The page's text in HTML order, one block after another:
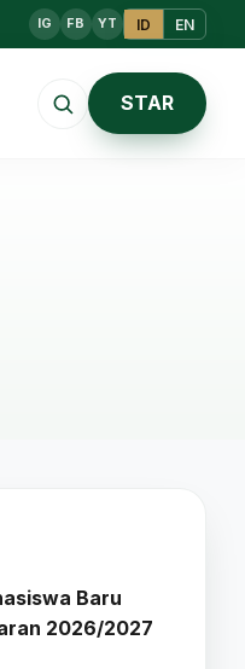
IG FB YT ID EN
STAR
Baru
2026/2027